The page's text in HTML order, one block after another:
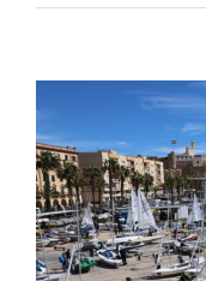
imagen
más
grande